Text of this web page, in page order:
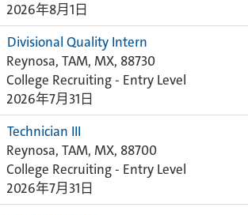
2026年8月1日
Divisional Quality Intern
Reynosa, TAM, MX, 88730
College Recruiting - Entry Level
2026年7月31日
Technician III
Reynosa, TAM, MX, 88700
College Recruiting - Entry Level
2026年7月31日